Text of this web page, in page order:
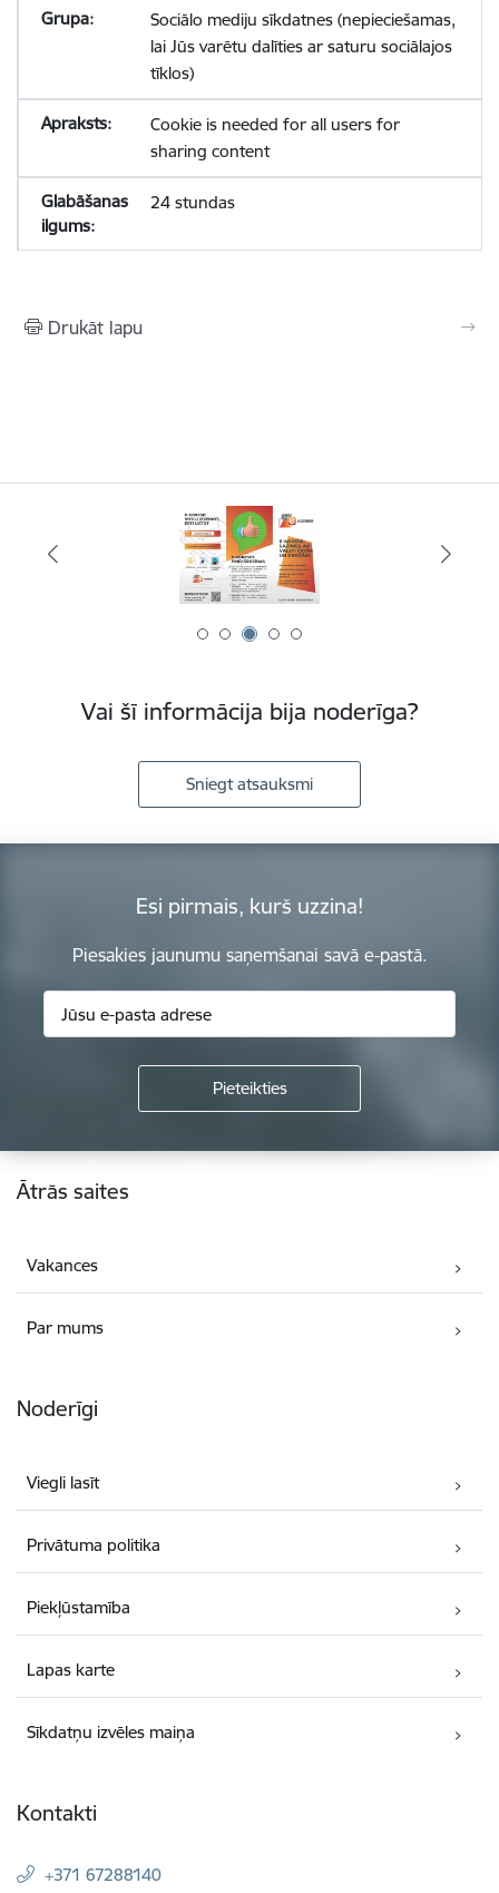
Sociālo mediju sīkdatnes (nepieciešamas,
lai Jūs varētu dalīties ar saturu sociālajos
tīklos)
Cookie is needed for all users for
sharing content
24 stundas
Drukāt lapu
Vai šī informācija bija noderīga?
Sniegt atsauksmi
Esi pirmais, kurš uzzina!
Piesakies jaunumu saņemšanai savā e-pastā.
Kājene
Ātrās saites
Vakances
Par mums
Noderīgi
Viegli lasīt
Privātuma politika
Piekļūstamība
Lapas karte
Sīkdatņu izvēles maiņa
Kontakti
+371 67288140